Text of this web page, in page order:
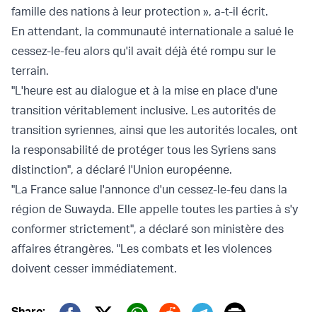
famille des nations à leur protection », a-t-il écrit.
En attendant, la communauté internationale a salué le
cessez-le-feu alors qu'il avait déjà été rompu sur le
terrain.
"L'heure est au dialogue et à la mise en place d'une
transition véritablement inclusive. Les autorités de
transition syriennes, ainsi que les autorités locales, ont
la responsabilité de protéger tous les Syriens sans
distinction", a déclaré l'Union européenne.
"La France salue l'annonce d'un cessez-le-feu dans la
région de Suwayda. Elle appelle toutes les parties à s'y
conformer strictement", a déclaré son ministère des
affaires étrangères. "Les combats et les violences
doivent cesser immédiatement.